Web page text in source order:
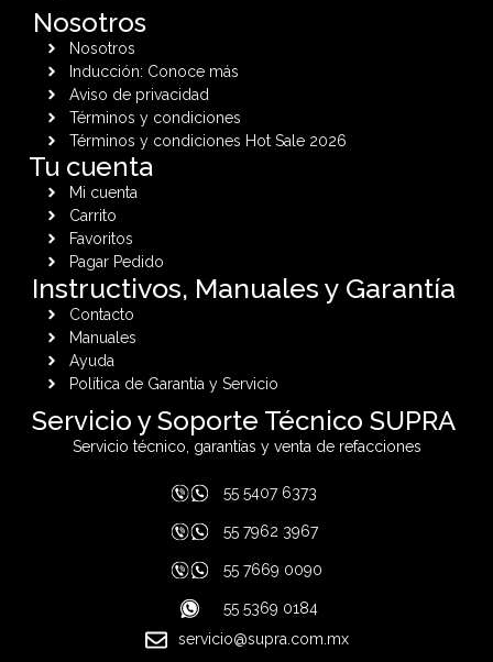
Nosotros
Nosotros
Inducción: Conoce más
Aviso de privacidad
Términos y condiciones
Términos y condiciones Hot Sale 2026
Tu cuenta
Mi cuenta
Carrito
Favoritos
Pagar Pedido
Instructivos, Manuales y Garantía
Contacto
Manuales
Ayuda
Política de Garantía y Servicio
Servicio y Soporte Técnico SUPRA
Servicio técnico, garantías y venta de refacciones
55 5407 6373
55 7962 3967
55 7669 0090
55 5369 0184
servicio@supra.com.mx